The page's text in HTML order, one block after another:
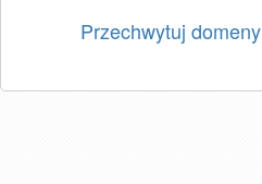
Przechwytuj domeny